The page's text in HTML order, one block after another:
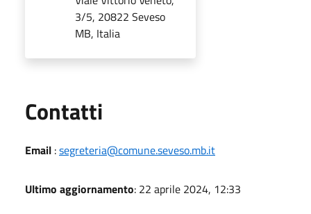
3/5, 20822 Seveso
MB, Italia
Contatti
Email :segreteria@comune.seveso.mb.it
Ultimo aggiornamento: 22 aprile 2024, 12:33